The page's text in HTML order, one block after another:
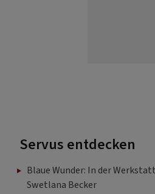
Servus entdecken
Blaue Wunder: In der
Swetlana Becker